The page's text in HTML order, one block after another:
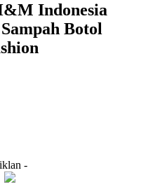
Indonesia
Botol
-